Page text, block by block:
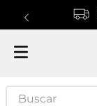
Buscar